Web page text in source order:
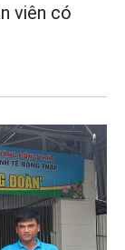
viên có